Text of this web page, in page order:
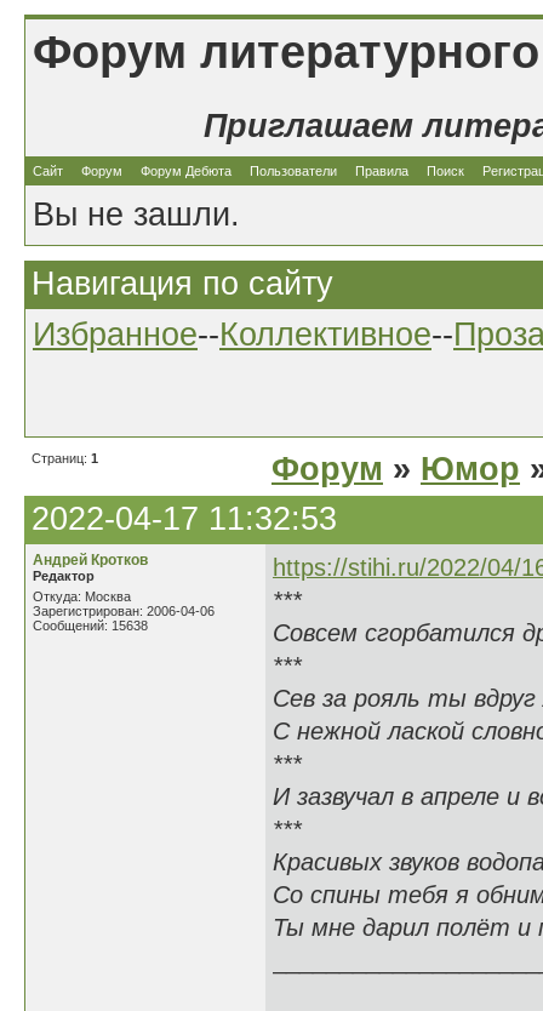
Форум
Приглашаем
Сайт Форум Форум Дебюта Пользователи Правила Поиск
Вы не зашли.
Навигация по сайту
Избранное--Коллективное--
Страниц: 1 Форум » Юмор
2022-04-17 11:32:53
Андрей Кротков
Редактор
Откуда: Москва
Зарегистрирован: 2006-04-06
Сообщений: 15638
https://stihi.ru/2022/04/
***
Совсем сгорбатился
***
Сев за рояль ты вдруг
С нежной лаской
***
И зазвучал в апреле и
***
Красивых звуков
Со спины тебя я
Ты мне дарил полёт и